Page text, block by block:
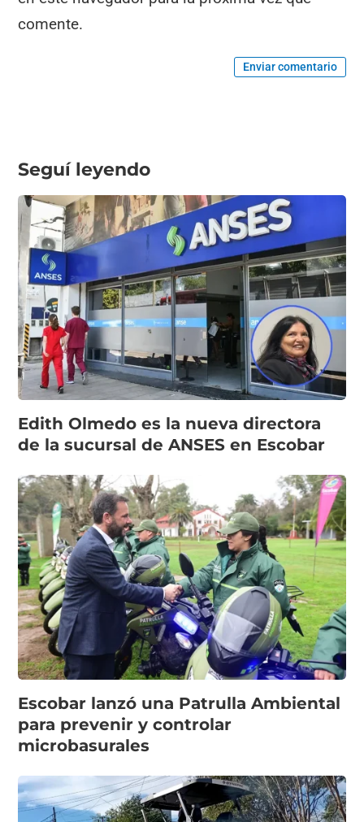
comente.
Enviar comentario
Seguí leyendo
Edith Olmedo es la nueva directora
de la sucursal de ANSES en Escobar
Escobar lanzó una Patrulla Ambiental
para prevenir y controlar
microbasurales